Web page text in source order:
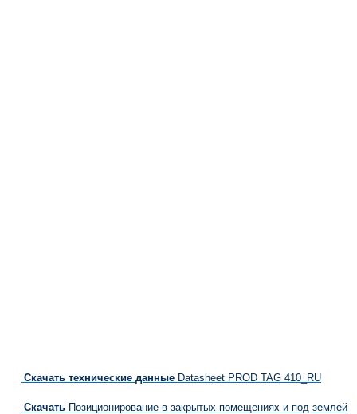
Скачать технические данные Datasheet PROD TAG 410_RU
Скачать Позиционирование в закрытых помещениях и под землей